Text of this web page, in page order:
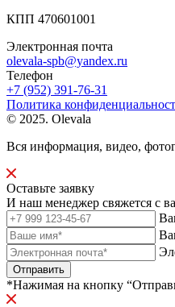
КПП 470601001
Электронная почта
olevala-spb@yandex.ru
Телефон
+7 (952) 391-76-31
Политика
© 2025. Olevala
Вся информация, видео,
Оставьте заявку
И наш менеджер свяжется с
Отправить
*Нажимая на кнопку